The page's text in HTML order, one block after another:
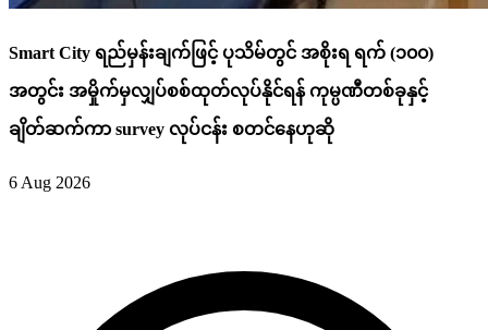
Smart City ရည်မှန်းချက်ဖြင့် ပုသိမ်တွင် အစိုးရ ရက် (၁၀၀)
အတွင်း အမှိုက်မှလျှပ်စစ်ထုတ်လုပ်နိုင်ရန် ကုမ္ပဏီတစ်ခုနှင့်
ချိတ်ဆက်ကာ survey လုပ်ငန်း စတင်နေဟုဆို
6 Aug 2026